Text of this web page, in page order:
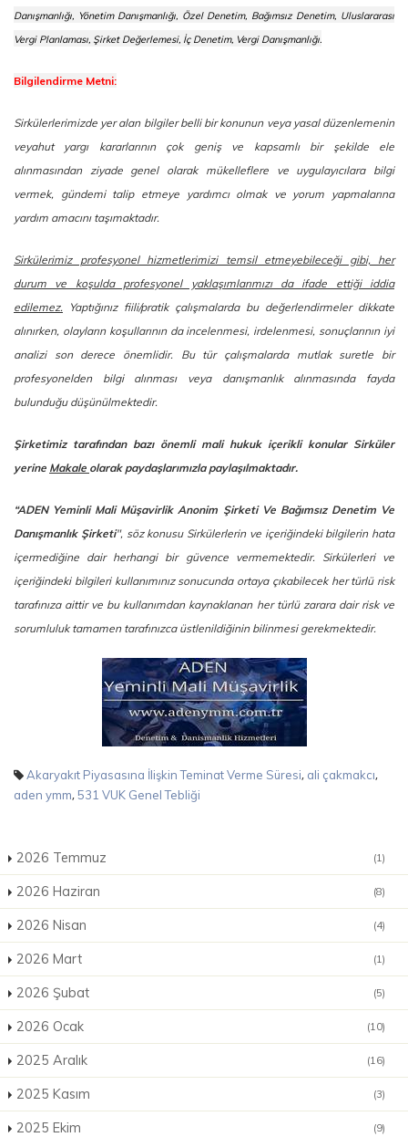
Danışmanlığı, Yönetim Danışmanlığı, Özel Denetim, Bağımsız Denetim, Uluslararası
Vergi Planlaması, Şirket Değerlemesi, İç Denetim, Vergi Danışmanlığı.
Bilgilendirme Metni:
Sirkülerlerimizde yer alan bilgiler belli bir konunun veya yasal düzenlemenin
veyahut yargı kararlarının çok geniş ve kapsamlı bir şekilde ele
alınmasından ziyade genel olarak mükelleflere ve uygulayıcılara bilgi
vermek, gündemi talip etmeye yardımcı olmak ve yorum yapmalarına
yardım amacını taşımaktadır.
Sirkülerimiz profesyonel hizmetlerimizi temsil etmeyebileceği gibi, her
durum ve koşulda profesyonel yaklaşımlarımızı da ifade ettiği iddia
edilemez. Yaptığınız fiili/pratik çalışmalarda bu değerlendirmeler dikkate
alınırken, olayların koşullarının da incelenmesi, irdelenmesi, sonuçlarının iyi
analizi son derece önemlidir. Bu tür çalışmalarda mutlak suretle bir
profesyonelden bilgi alınması veya danışmanlık alınmasında fayda
bulunduğu düşünülmektedir.
Şirketimiz tarafından bazı önemli mali hukuk içerikli konular Sirküler
yerine Makale olarak paydaşlarımızla paylaşılmaktadır.
“ADEN Yeminli Mali Müşavirlik Anonim Şirketi Ve Bağımsız Denetim Ve
Danışmanlık Şirketi", söz konusu Sirkülerlerin ve içeriğindeki bilgilerin hata
içermediğine dair herhangi bir güvence vermemektedir. Sirkülerleri ve
içeriğindeki bilgileri kullanımınız sonucunda ortaya çıkabilecek her türlü risk
tarafınıza aittir ve bu kullanımdan kaynaklanan her türlü zarara dair risk ve
sorumluluk tamamen tarafınızca üstlenildiğinin bilinmesi gerekmektedir.
Akaryakıt Piyasasına İlişkin Teminat Verme Süresi, ali çakmakcı,
aden ymm,531 VUK Genel Tebliği
2026 Temmuz (1)
2026 Haziran (8)
2026 Nisan (4)
2026 Mart (1)
2026 Şubat (5)
2026 Ocak (10)
2025 Aralık (16)
2025 Kasım (3)
2025 Ekim (9)